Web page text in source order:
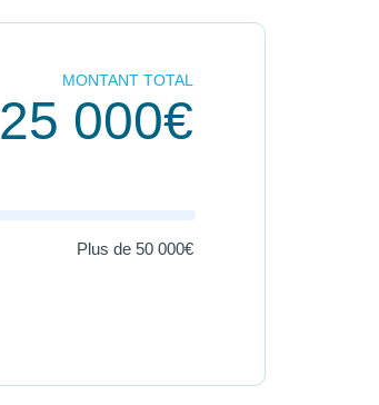
MONTANT TOTAL
25 000€
Plus de 50 000€